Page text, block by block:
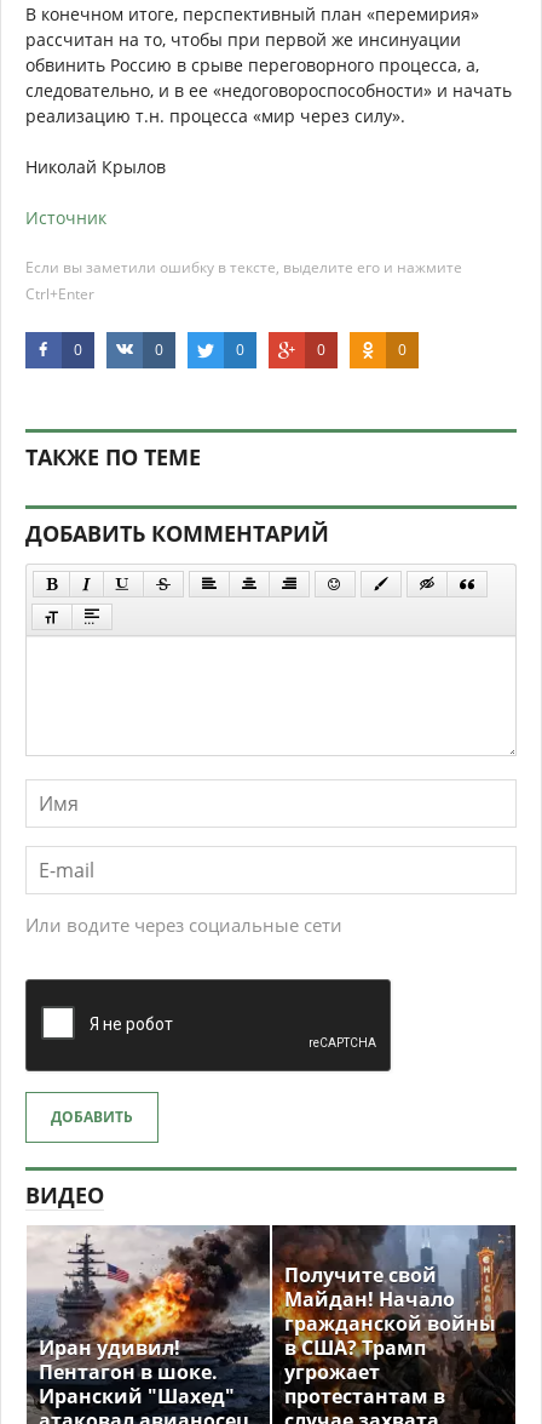
В конечном итоге, перспективный план «перемирия»
рассчитан на то, чтобы при первой же инсинуации
обвинить Россию в срыве переговорного процесса, а,
следовательно, и в ее «недоговороспособности» и начать
реализацию т.н. процесса «мир через силу».
Николай Крылов
Источник
Если вы заметили ошибку в тексте, выделите его и нажмите
Ctrl+Enter
0 0 0 0 0
ТАКЖЕ ПО ТЕМЕ
ДОБАВИТЬ КОММЕНТАРИЙ
Или водите через социальные сети
ДОБАВИТЬ
ВИДЕО
Иран удивил!
Пентагон в шоке.
Иранский "Шахед"
Получите свой
Майдан! Начало
гражданской войны
в США? Трамп
угрожает
протестантам в